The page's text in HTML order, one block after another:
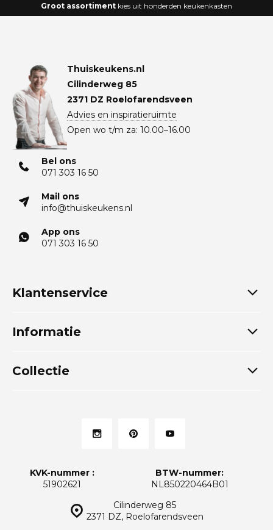
Groot assortiment kies uit honderden keukenkasten
Thuiskeukens.nl
Cilinderweg 85
2371 DZ Roelofarendsveen
Advies en inspiratieruimte
Open wo t/m za: 10.00–16.00
Bel ons
071 303 16 50
Mail ons
info@thuiskeukens.nl
App ons
071 303 16 50
Klantenservice
Informatie
Collectie
Cilinderweg 85
2371 DZ, Roelofarendsveen
KVK-nummer :
51902621
BTW-nummer:
NL850220464B01